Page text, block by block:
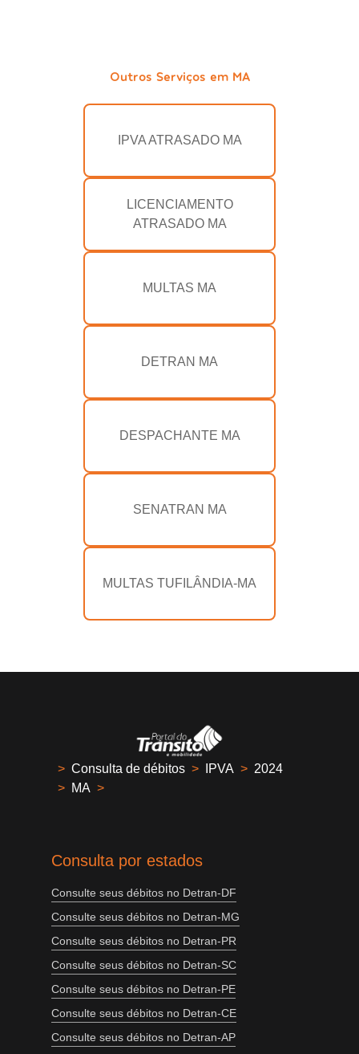
Outros Serviços em MA
IPVA ATRASADO MA
LICENCIAMENTO
ATRASADO MA
MULTAS MA
DETRAN MA
DESPACHANTE MA
SENATRAN MA
MULTAS TUFILÂNDIA-MA
> Consulta de débitos > IPVA > 2024
> MA >
Consulta por estados
Consulte seus débitos no Detran-DF
Consulte seus débitos no Detran-MG
Consulte seus débitos no Detran-PR
Consulte seus débitos no Detran-SC
Consulte seus débitos no Detran-PE
Consulte seus débitos no Detran-CE
Consulte seus débitos no Detran-AP